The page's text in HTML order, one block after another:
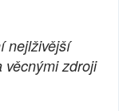
nejlživější
věcnými zdroji